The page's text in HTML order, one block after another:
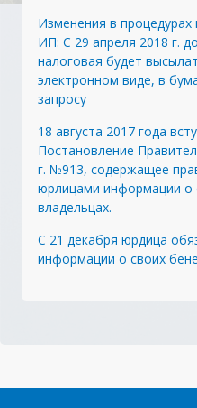
Изменения в процедурах
ИП: С 29 апреля 2018 г.
налоговая будет
электронном виде, в
запросу
18 августа 2017 года
Постановление
г. №913, содержащее
юрлицами информации о
владельцах.
С 21 декабря юрдица
информации о своих